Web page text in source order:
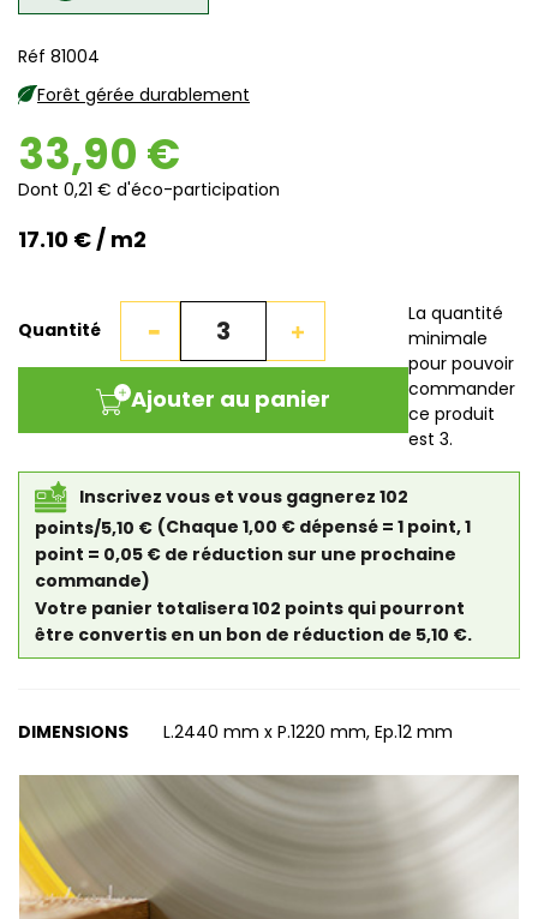
Réf 81004
Forêt gérée durablement
33,90 €
Dont 0,21 € d'éco-participation
17.10 € / m2
Quantité
Ajouter au panier
La quantité
minimale
pour pouvoir
commander
ce produit
est 3.
Inscrivez vous et vous gagnerez 102
points/5,10 € (Chaque 1,00 € dépensé = 1 point, 1
point = 0,05 € de réduction sur une prochaine
commande)
Votre panier totalisera 102 points qui pourront
être convertis en un bon de réduction de 5,10 €.
DIMENSIONS L.2440 mm x P.1220 mm, Ep.12 mm